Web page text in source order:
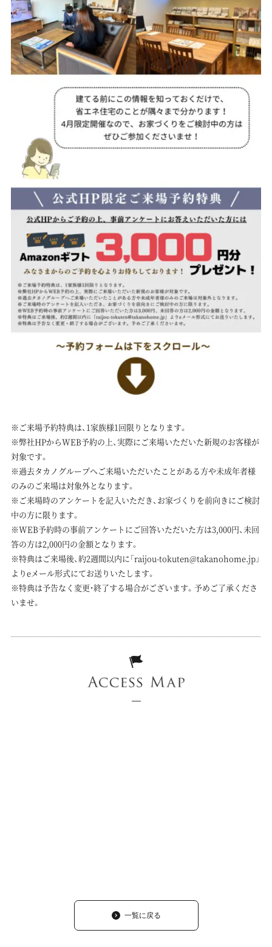
※ご来場予約特典は、1家族様1回限りとなります。
※弊社HPからWEB予約の上、実際にご来場いただいた新規のお客様が
対象です。
※過去タカノグループへご来場いただいたことがある方や未成年者様
のみのご来場は対象外となります。
※ご来場時のアンケートを記入いただき、お家づくりを前向きにご検討
中の方に限ります。
※WEB予約時の事前アンケートにご回答いただいた方は3,000円、未回
答の方は2,000円の金額となります。
※特典はご来場後、約2週間以内に「raijou-tokuten@takanohome.jp」
よりeメール形式にてお送りいたします。
※特典は予告なく変更・終了する場合がございます。予めご了承くださ
いませ。
一覧に戻る